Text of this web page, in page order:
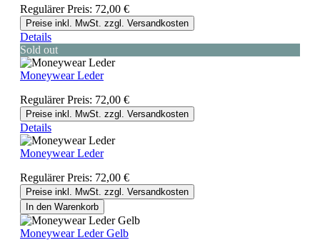
Regulärer Preis: 72,00 €
Preise inkl. MwSt. zzgl. Versandkosten
Details
Sold out
Moneywear Leder
Regulärer Preis: 72,00 €
Preise inkl. MwSt. zzgl. Versandkosten
Details
Moneywear Leder
Regulärer Preis: 72,00 €
Preise inkl. MwSt. zzgl. Versandkosten
In den Warenkorb
Moneywear Leder Gelb